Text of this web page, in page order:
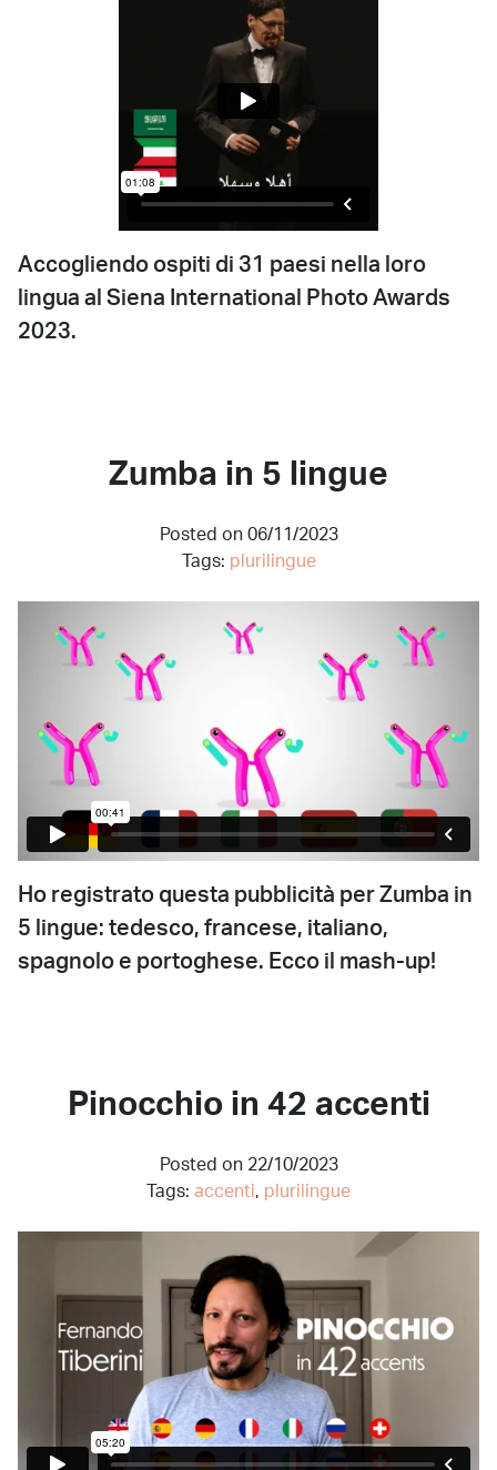
Accogliendo ospiti di 31 paesi nella loro
lingua al Siena International Photo Awards
2023.
Zumba in 5 lingue
Posted on 06/11/2023
Tags: plurilingue
Ho registrato questa pubblicità per Zumba in
5 lingue: tedesco, francese, italiano,
spagnolo e portoghese. Ecco il mash-up!
Pinocchio in 42 accenti
Posted on 22/10/2023
Tags: аccenti, plurilingue